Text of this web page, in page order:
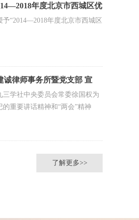
了解更多>>
年度北京市西城区优
“2014—2018年度北京市西城区
诚律师事务所暨党支部 宣
学社中央委员会常委徐国权为
重要讲话精神和“两会”精神